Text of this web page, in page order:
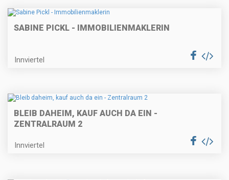
SABINE PICKL - IMMOBILIENMAKLERIN
Innviertel
BLEIB DAHEIM, KAUF AUCH DA EIN -
ZENTRALRAUM 2
Innviertel